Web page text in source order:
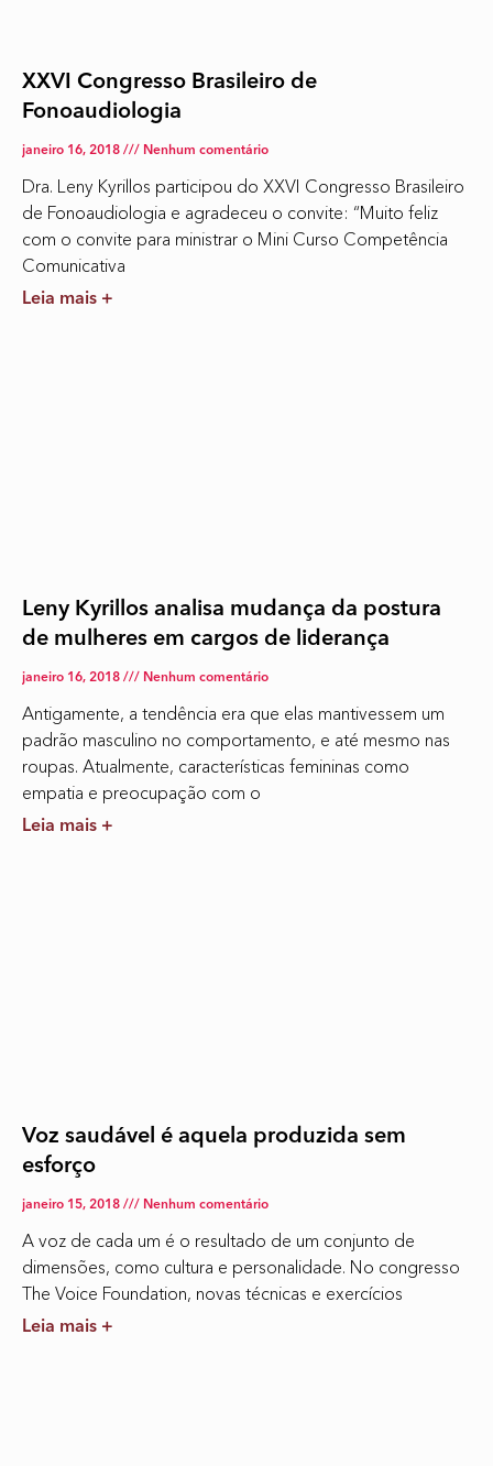
XXVI Congresso Brasileiro de
Fonoaudiologia
janeiro 16, 2018 Nenhum comentário
Dra. Leny Kyrillos participou do XXVI Congresso Brasileiro
de Fonoaudiologia e agradeceu o convite: “Muito feliz
com o convite para ministrar o Mini Curso Competência
Comunicativa
Leia mais +
Leny Kyrillos analisa mudança da postura
de mulheres em cargos de liderança
janeiro 16, 2018 Nenhum comentário
Antigamente, a tendência era que elas mantivessem um
padrão masculino no comportamento, e até mesmo nas
roupas. Atualmente, características femininas como
empatia e preocupação com o
Leia mais +
Voz saudável é aquela produzida sem
esforço
janeiro 15, 2018 Nenhum comentário
A voz de cada um é o resultado de um conjunto de
dimensões, como cultura e personalidade. No congresso
The Voice Foundation, novas técnicas e exercícios
Leia mais +